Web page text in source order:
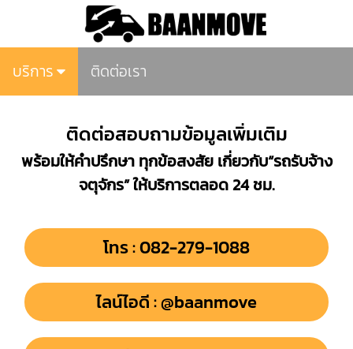
บริการ ติดต่อเรา
ติดต่อสอบถามข้อมูลเพิ่มเติม
พร้อมให้คำปรึกษา ทุกข้อสงสัย เกี่ยวกับ“รถรับจ้าง
จตุจักร” ให้บริการตลอด 24 ชม.
โทร : 082-279-1088
ไลน์ไอดี : @baanmove